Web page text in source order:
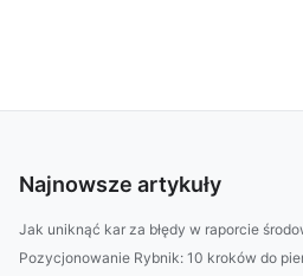
Najnowsze artykuły
Jak uniknąć kar za błędy w raporcie
Pozycjonowanie Rybnik: 10 kroków do